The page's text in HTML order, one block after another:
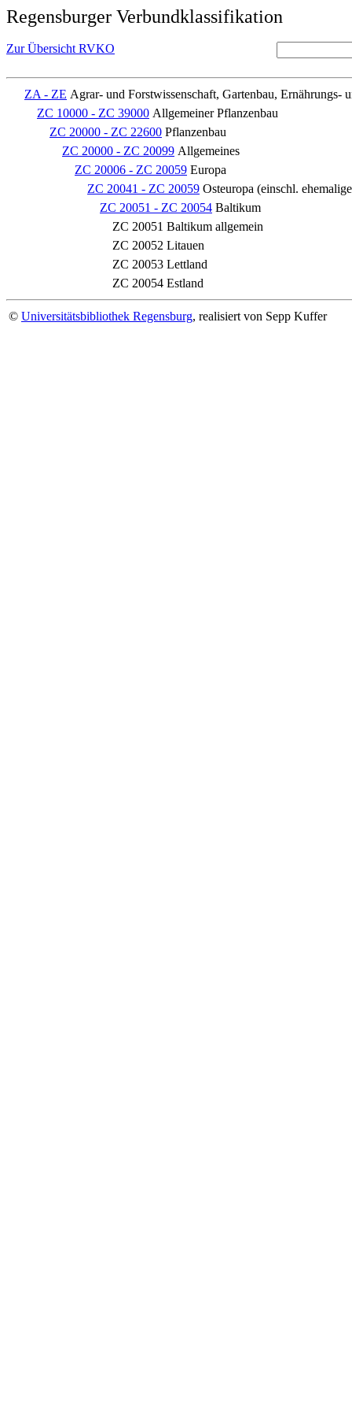
Regensburger Verbundklassifikation
Zur Übersicht RVKO
ZA - ZE Agrar- und Forstwissenschaft, Gartenbau, Ernährungs-
ZC 10000 - ZC 39000 Allgemeiner Pflanzenbau
ZC 20000 - ZC 22600 Pflanzenbau
ZC 20000 - ZC 20099 Allgemeines
ZC 20006 - ZC 20059 Europa
ZC 20041 - ZC 20059 Osteuropa (einschl.
ZC 20051 - ZC 20054 Baltikum
ZC 20051 Baltikum allgemein
ZC 20052 Litauen
ZC 20053 Lettland
ZC 20054 Estland
© Universitätsbibliothek Regensburg, realisiert von Sepp Kuffer